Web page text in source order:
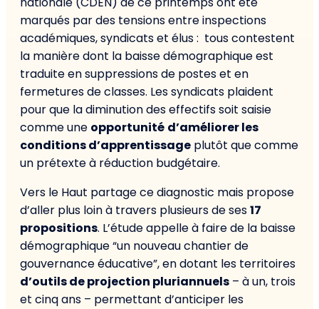
marqués par des tensions entre inspections
académiques, syndicats et élus : tous contestent
la manière dont la baisse démographique est
traduite en suppressions de postes et en
fermetures de classes. Les syndicats plaident
pour que la diminution des effectifs soit saisie
comme une opportunité d’améliorer les
conditions d’apprentissage plutôt que comme
un prétexte à réduction budgétaire.
Vers le Haut partage ce diagnostic mais propose
d’aller plus loin à travers plusieurs de ses17
propositions. L’étude appelle à faire de la baisse
démographique “un nouveau chantier de
gouvernance éducative”, en dotant les territoires
d’outils de projection pluriannuels – à un, trois
et cinq ans – permettant d’anticiper les